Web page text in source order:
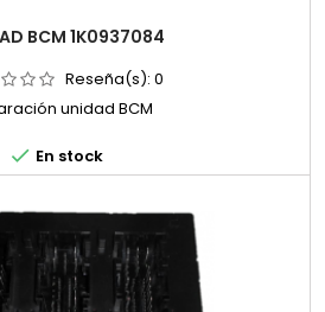
BCM 1K0937084
Reseña(s): 0
unidad BCM
 En stock